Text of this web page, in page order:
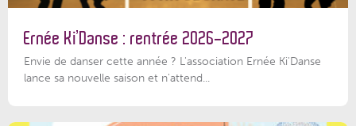
Ernée Ki’Danse : rentrée 2026-2027
Envie de danser cette année ? L'association Ernée Ki'Danse
lance sa nouvelle saison et n'attend...